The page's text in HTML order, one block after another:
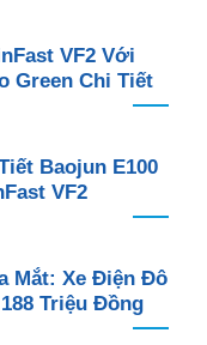
VF2 Với
Green Chi Tiết
Baojun E100
VF2
Mắt: Xe Điện Đô
Triệu Đồng